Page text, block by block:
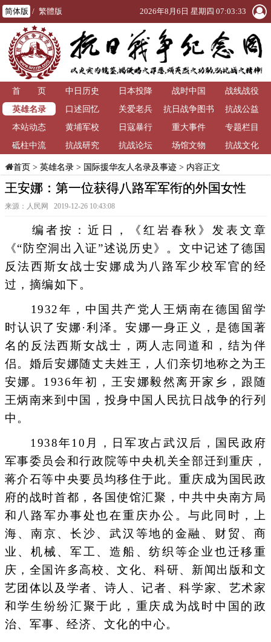
简体版 / 繁體版 2026年8月6日 星期四 07:03:33
首 页 中日历史 日本投降 战时中国
战线战役
英雄名录
口述回忆 关爱老兵
抗日战争图书
馆
抗战公益
本站动态
黄埔军校 日寇暴行 重大事件
专题栏目
砥柱中流
抗战研究 抗战论坛 场馆文物 抗战文化
首页> 英雄名录> 国际援华友人名录及事迹> 内容正文
王安娜：第一位获得八路军军衔的外国女性
来源：人民网 2019-12-26 10:43:08
编者按：近日，《红岩春秋》发表文章
《“防空洞出入证”述说历史》。文中记述了德国
反法西斯女战士安娜成为八路军少校军官的经
过，摘编如下。
1932年，中国共产党人王炳南在德国留学
时认识了安娜·利泽。安娜一身正义，是德国著
名的反法西斯女战士，两人志同道和，结为伴
侣。婚后安娜随丈夫姓王，人们亲切地称之为王
安娜。1936年初，王安娜毅然离开家乡，跟随
王炳南来到中国，投身中国人民抗日战争的行列
中。
1938年10月，日军攻占武汉后，国民政府
军事委员会和行政院等中央机关全部迁到重庆，
蒋介石等中央要员均移住于此。重庆成为国民政
府的战时首都，各国使馆汇聚，中共中央南方局
和八路军办事处也在重庆办公。与此同时，上
海、南京、长沙、武汉等地的金融、财贸、商
业、机械、军工、造船、纺织等企业也迁移重
庆，全国许多高校、文化、科研、新闻出版和文
艺团体以及学者、诗人、记者、科学家、艺术家
和学生纷纷汇聚于此，重庆成为战时中国的政
治、军事、经济、文化的中心。